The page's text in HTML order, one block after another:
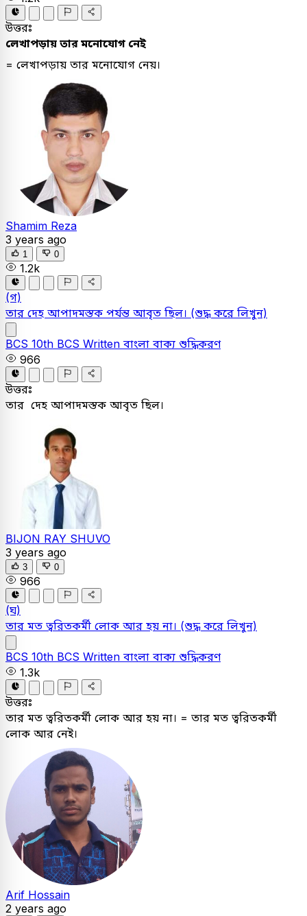
উত্তরঃ
লেখাপড়ায় তার মনোযোগ নেই
= লেখাপড়ায় তার মনোযোগ নেয়।
Shamim Reza
3 years ago
1 0
1.2k
(গ)
তার দেহ আপাদমস্তক পর্যন্ত আবৃত ছিল। (শুদ্ধ করে লিখুন)
BCS 10th BCS Written বাংলা বাক্য শুদ্ধিকরণ
966
উত্তরঃ
তার দেহ আপাদমস্তক আবৃত ছিল।
BIJON RAY SHUVO
3 years ago
3 0
966
(ঘ)
তার মত ত্বরিতকর্মী লােক আর হয় না। (শুদ্ধ করে লিখুন)
BCS 10th BCS Written বাংলা বাক্য শুদ্ধিকরণ
1.3k
উত্তরঃ
তার মত ত্বরিতকর্মী লােক আর হয় না। = তার মত ত্বরিতকর্মী
লোক আর নেই।
Arif Hossain
2 years ago